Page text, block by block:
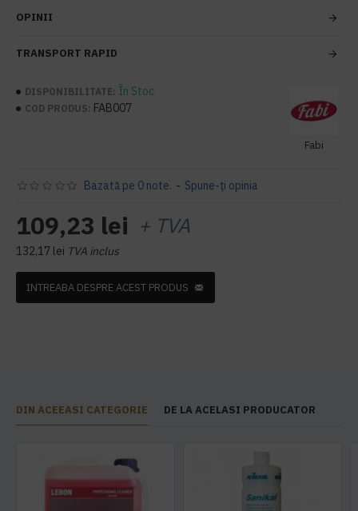
OPINII
TRANSPORT RAPID
DISPONIBILITATE: În Stoc
COD PRODUS: FAB007
Fabi
Bazată pe 0 note. - Spune-ţi opinia
109,23 lei + TVA
132,17 lei TVA inclus
INTREABA DESPRE ACEST PRODUS
DIN ACEEASI CATEGORIE DE LA ACELASI PRODUCATOR